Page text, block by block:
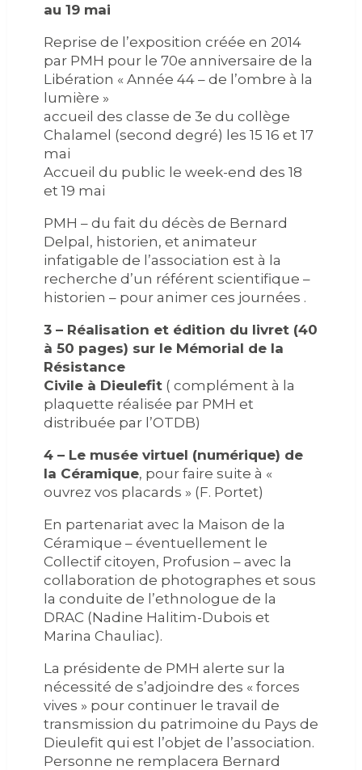
au 19 mai
Reprise de l’exposition créée en 2014
par PMH pour le 70e anniversaire de la
Libération « Année 44 – de l’ombre à la
lumière »
accueil des classe de 3e du collège
Chalamel (second degré) les 15 16 et 17
mai
Accueil du public le week-end des 18
et 19 mai
PMH – du fait du décès de Bernard
Delpal, historien, et animateur
infatigable de l’association est à la
recherche d’un référent scientifique –
historien – pour animer ces journées .
3 – Réalisation et édition du livret (40
à 50 pages) sur le Mémorial de la
Résistance
Civile à Dieulefit( complément à la
plaquette réalisée par PMH et
distribuée par l’OTDB)
4 – Le musée virtuel (numérique) de
la Céramique, pour faire suite à «
ouvrez vos placards » (F. Portet)
En partenariat avec la Maison de la
Céramique – éventuellement le
Collectif citoyen, Profusion – avec la
collaboration de photographes et sous
la conduite de l’ethnologue de la
DRAC (Nadine Halitim-Dubois et
Marina Chauliac).
La présidente de PMH alerte sur la
nécessité de s’adjoindre des « forces
vives » pour continuer le travail de
transmission du patrimoine du Pays de
Dieulefit qui est l’objet de l’association.
Personne ne remplacera Bernard